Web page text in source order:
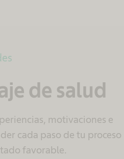
de salud
motivaciones e
cada paso de tu proceso
favorable.